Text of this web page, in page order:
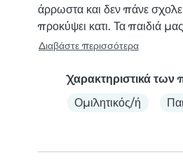
άρρωστα και δεν πάνε
προκύψει κατι. Τα παιδιά μας
Διαβάστε περισσότερα
Χαρακτηριστικά των
Ομιλητικός/ή